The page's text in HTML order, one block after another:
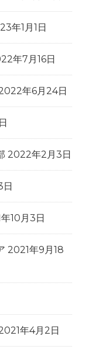
年1月1日
年7月16日
年6月24日
2022年2月3日
10月3日
2021年9月18
年4月2日